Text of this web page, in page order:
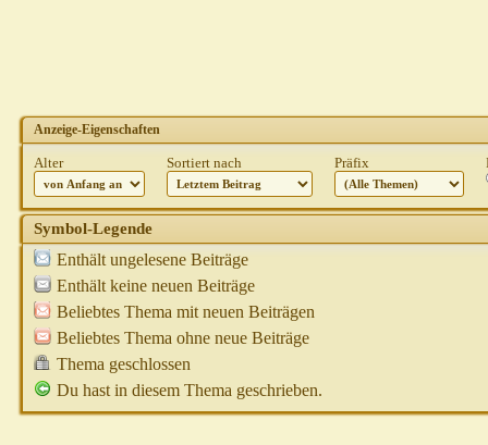
Anzeige-Eigenschaften
Alter Sortiert nach Präfix
Symbol-Legende
Enthält ungelesene Beiträge
Enthält keine neuen Beiträge
Beliebtes Thema mit neuen Beiträgen
Beliebtes Thema ohne neue Beiträge
Thema geschlossen
Du hast in diesem Thema geschrieben.